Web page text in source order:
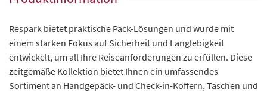
Respark bietet praktische Pack-Lösungen und wurde mit
einem starken Fokus auf Sicherheit und Langlebigkeit
entwickelt, um all Ihre Reiseanforderungen zu erfüllen. Diese
zeitgemäße Kollektion bietet Ihnen ein umfassendes
Sortiment an Handgepäck- und Check-in-Koffern, Taschen und